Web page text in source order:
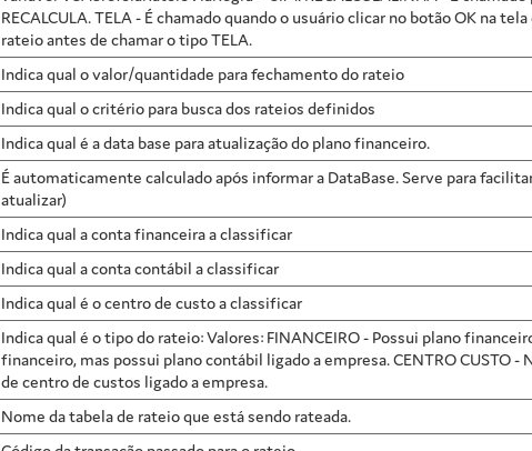
RECALCULA. TELA - É chamado quando o usuário clicar no botão OK na
rateio antes de chamar o tipo TELA.
Indica qual o valor/quantidade para fechamento do rateio
Indica qual o critério para busca dos rateios definidos
Indica qual é a data base para atualização do plano financeiro.
É automaticamente calculado após informar a DataBase. Serve para
atualizar)
Indica qual a conta financeira a classificar
Indica qual a conta contábil a classificar
Indica qual é o centro de custo a classificar
Indica qual é o tipo do rateio: Valores: FINANCEIRO - Possui plano
financeiro, mas possui plano contábil ligado a empresa. CENTRO CUSTO
de centro de custos ligado a empresa.
Nome da tabela de rateio que está sendo rateada.